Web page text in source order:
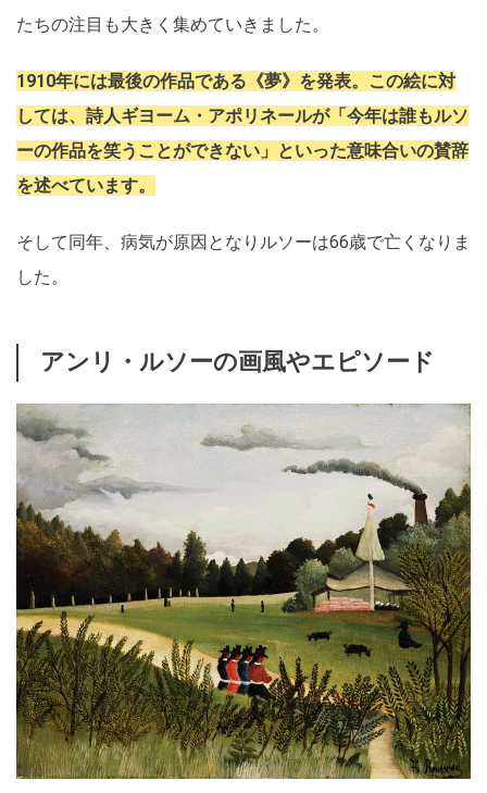
たちの注目も大きく集めていきました。
1910年には最後の作品である《夢》を発表。この絵に対
しては、詩人ギヨーム・アポリネールが「今年は誰もルソ
ーの作品を笑うことができない」といった意味合いの賛辞
を述べています。
そして同年、病気が原因となりルソーは66歳で亡くなりま
した。
アンリ・ルソーの画風やエピソード